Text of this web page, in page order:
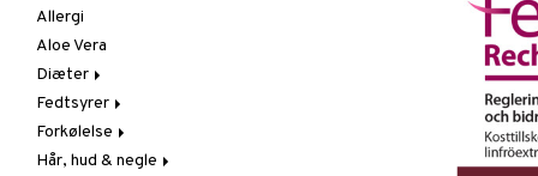
Allergi
Aloe Vera
Diæter
Glutenintolerant
LCHF
Raw Food
Fedtsyrer
Marina fedtsyrer
Veg fedtsyrer
Forkølelse
C-vitamin
Hår, hud & negle